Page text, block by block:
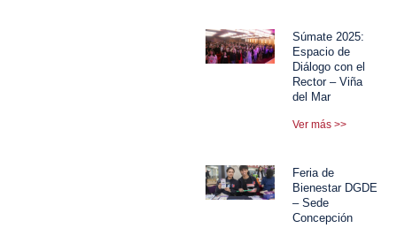
Súmate 2025:
Espacio de
Diálogo con el
Rector – Viña
del Mar
Ver más >>
Feria de
Bienestar DGDE
– Sede
Concepción